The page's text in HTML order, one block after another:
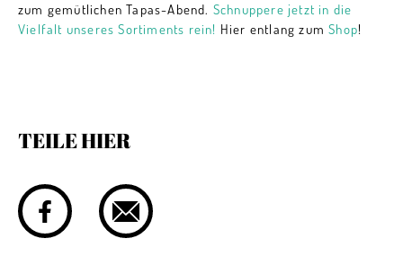
zum gemütlichen Tapas-Abend. Schnuppere jetzt in die
Vielfalt unseres Sortiments rein! Hier entlang zumShop!
TEILE HIER